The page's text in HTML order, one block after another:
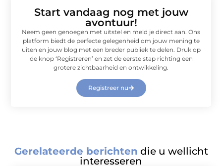
Start vandaag nog met jouw
avontuur!
Neem geen genoegen met uitstel en meld je direct aan. Ons
platform biedt de perfecte gelegenheid om jouw mening te
uiten en jouw blog met een breder publiek te delen. Druk op
de knop ‘Registreren’ en zet de eerste stap richting een
grotere zichtbaarheid en ontwikkeling.
Registreer nu
Gerelateerde berichten die u wellicht
interesseren